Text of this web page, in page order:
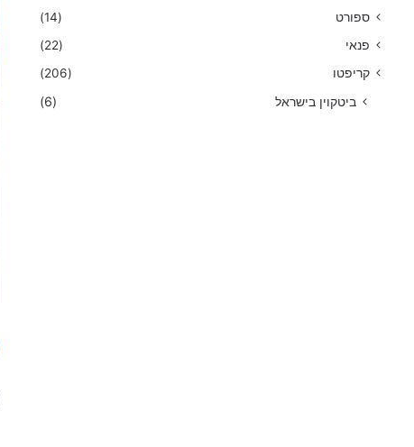
ספורט
(14)
פנאי
(22)
קריפטו
(206)
ביטקוין בישראל (6)